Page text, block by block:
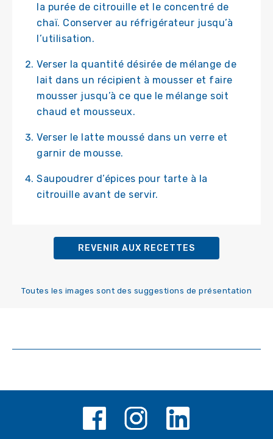
la purée de citrouille et le concentré de
chaï. Conserver au réfrigérateur jusqu’à
l’utilisation.
Verser la quantité désirée de mélange de
lait dans un récipient à mousser et faire
mousser jusqu’à ce que le mélange soit
chaud et mousseux.
Verser le latte moussé dans un verre et
garnir de mousse.
Saupoudrer d’épices pour tarte à la
citrouille avant de servir.
REVENIR AUX RECETTES
Toutes les images sont des suggestions de présentation